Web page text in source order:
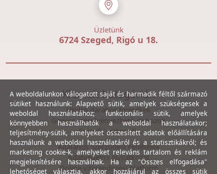
Üzletünk
6724 Szeged, Rigó u 18.
Kiemelt kategóriák
Utolsó darabos termékek
Gewiss szerelvényezhető dobozok
Csövek, csatornák
Általános Szerződési Feltételek
Adatvédelmi Nyilatkozat
Online vitarendezési platform
A weboldalunkon válogatott saját és harmadik féltől származó
sütiket használunk: Alapvető sütik, amelyek szükségesek a
weboldal használatához; funkcionális sütik, amelyek
könnyebben használhatók a weboldal használatakor;
teljesítmény-sütik, amelyeket összesített adatok előállítására
használunk a weboldal használatáról és a statisztikákról; és
marketing cookie-k, amelyeket releváns tartalom és reklám
megjelenítésére használnak. Ha az "Összes elfogadása"
lehetőséget választja, akkor hozzájárul az összes sütik